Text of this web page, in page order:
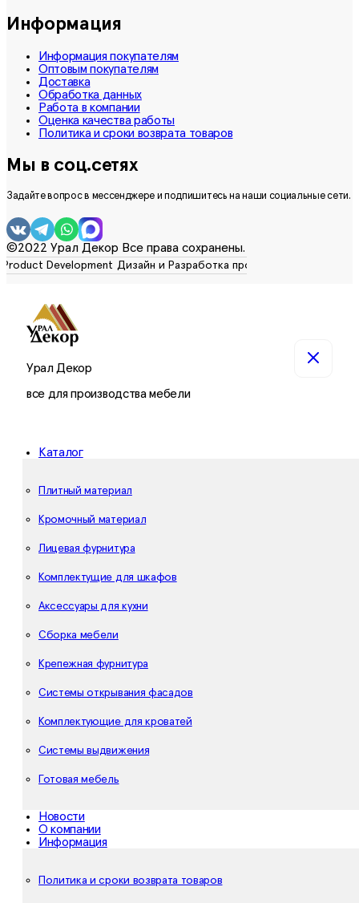
Информация
Информация покупателям
Оптовым покупателям
Доставка
Обработка данных
Работа в компании
Оценка качества работы
Политика и сроки возврата товаров
Мы в соц.сетях
Задайте вопрос в мессенджере и подпишитесь на наши социальные сети.
©2022 Урал Декор Все права сохранены.
Урал Декор
все для производства мебели
Каталог
Плитный материал
Кромочный материал
Лицевая фурнитура
Комплектущие для шкафов
Аксессуары для кухни
Сборка мебели
Крепежная фурнитура
Системы открывания фасадов
Комплектующие для кроватей
Системы выдвижения
Готовая мебель
Новости
О компании
Информация
Политика и сроки возврата товаров